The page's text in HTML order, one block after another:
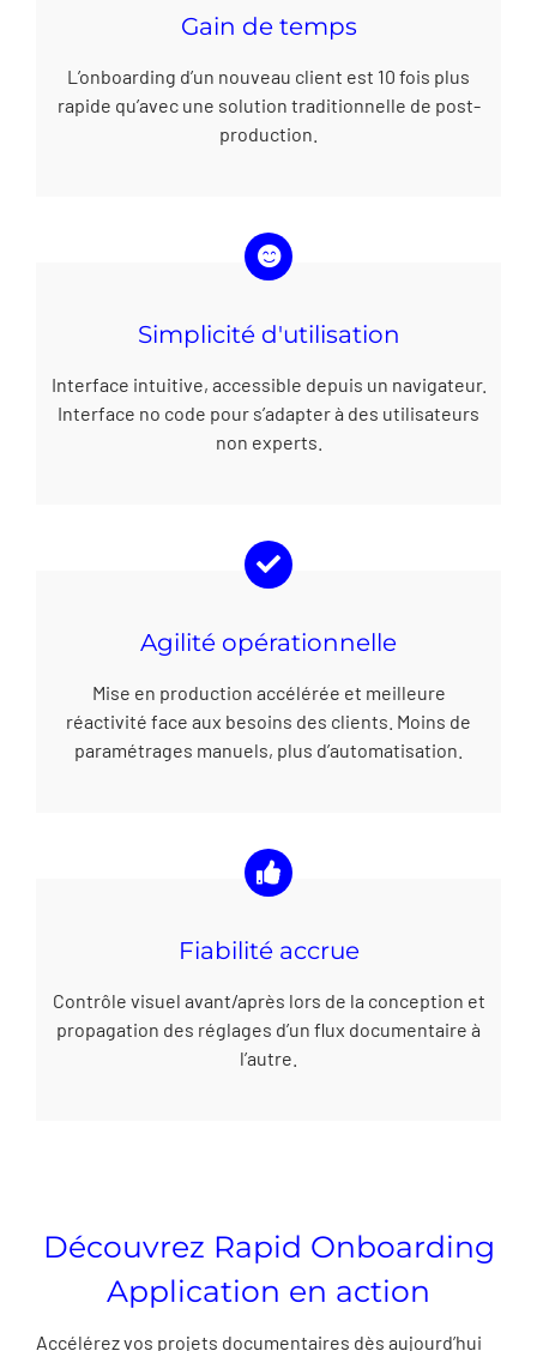
Gain de temps
L’onboarding d’un nouveau client est 10 fois plus
rapide qu’avec une solution traditionnelle de post-
production.
Simplicité d'utilisation
Interface intuitive, accessible depuis un navigateur.
Interface no code pour s’adapter à des utilisateurs
non experts.
Agilité opérationnelle
Mise en production accélérée et meilleure
réactivité face aux besoins des clients. Moins de
paramétrages manuels, plus d’automatisation.
Fiabilité accrue
Contrôle visuel avant/après lors de la conception et
propagation des réglages d’un flux documentaire à
l’autre.
Découvrez Rapid Onboarding
Application en action
Accélérez vos projets documentaires dès aujourd’hui